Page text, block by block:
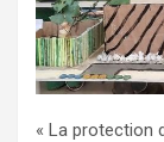
« La protection